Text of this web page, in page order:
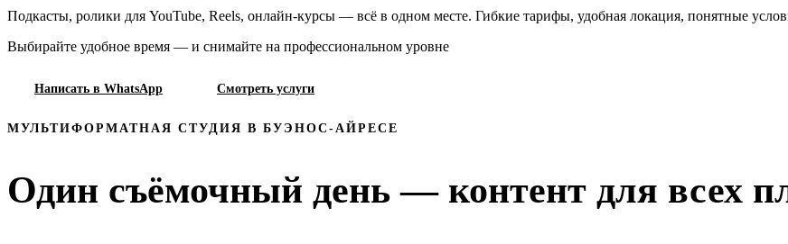
Подкасты, ролики для YouTube, Reels, онлайн-курсы — всё в одном месте. Гибкие тарифы, удобная локация, понятные
Выбирайте удобное время — и снимайте на профессиональном уровне
Написать в WhatsApp Смотреть услуги
МУЛЬТИФОРМАТНАЯ СТУДИЯ В БУЭНОС-АЙРЕСЕ
Один съёмочный день — контент для всех